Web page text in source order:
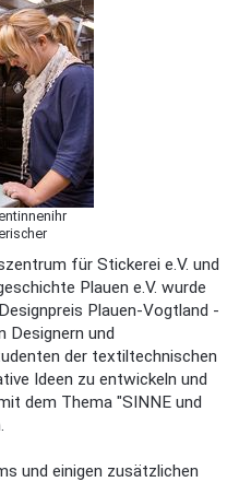
für Stickerei e.V. und
Plauen e.V. wurde
Plauen-Vogtland -
Designern und
der textiltechnischen
Ideen zu entwickeln und
dem Thema "SINNE und
und einigen zusätzlichen